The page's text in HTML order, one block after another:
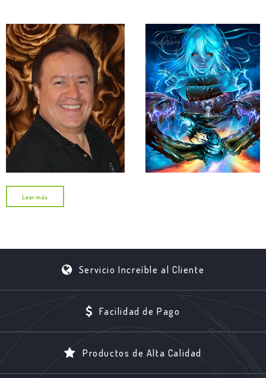
Leer más
Servicio Increíble al Cliente
Facilidad de Pago
Productos de Alta Calidad